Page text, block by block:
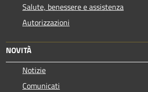
Salute, benessere e assistenza
Autorizzazioni
NOVITÀ
Notizie
Comunicati